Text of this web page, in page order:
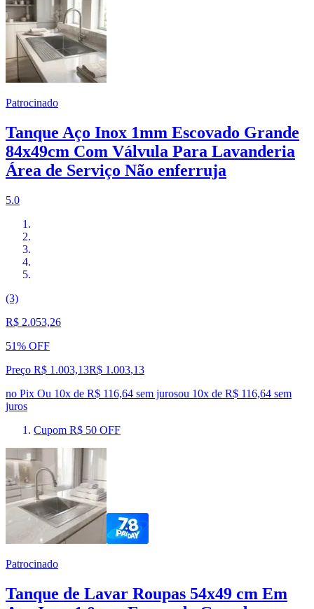
Patrocinado
Tanque Aço Inox 1mm Escovado Grande
84x49cm Com Válvula Para Lavanderia
Área de Serviço Não enferruja
5.0
(3)
R$ 2.053,26
51% OFF
Preço R$ 1.003,13R$ 1.003,13
no Pix Ou 10x de R$ 116,64 sem jurosou 10x de R$ 116,64 sem
juros
Cupom R$ 50 OFF
Patrocinado
Tanque de Lavar Roupas 54x49 cm Em